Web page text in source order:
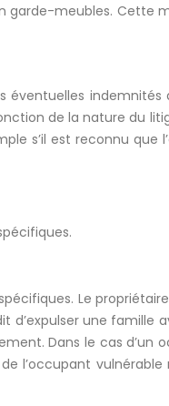
garde-meubles.
indemnités
de la nature du
s’il est reconnu que
Le
d’expulser une
Dans le cas d’un
l’occupant